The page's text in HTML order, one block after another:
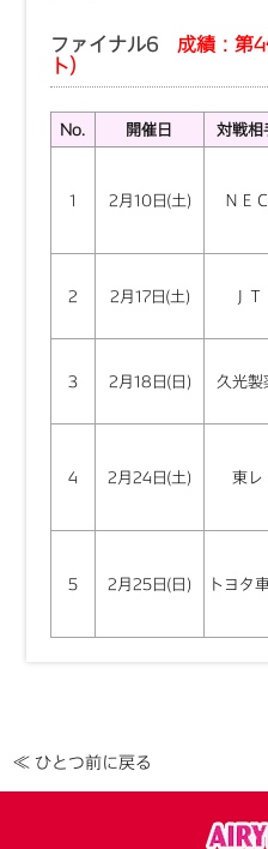
ファイナル6 成績：第
ト）
No. 開催日 対戦相
1 2月10日(土) ＮＥＣ
2 2月17日(土) ＪＴ
3 2月18日(日) 久光製
4 2月24日(土) 東レ
5 2月25日(日) トヨタ
≪ ひとつ前に戻る